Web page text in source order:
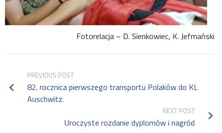
Fotorelacja – D. Sienkowiec, K. Jefmański
PREVIOUS POST
82. rocznica pierwszego transportu Polaków do KL
Auschwitz.
NEXT POST
Uroczyste rozdanie dyplomów i nagród